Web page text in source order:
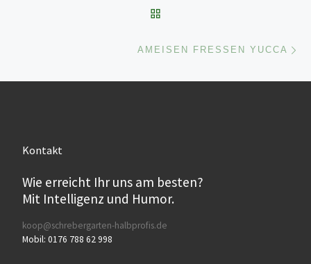
AMEISEN FRESSEN YUCCA
Kontakt
Wie erreicht Ihr uns am besten?
Mit Intelligenz und Humor.
koop@schrebergarten-halbprofis.de
Mobil: 0176 788 62 998